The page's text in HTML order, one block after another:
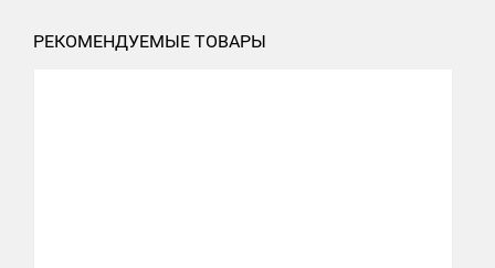
РЕКОМЕНДУЕМЫЕ ТОВАРЫ